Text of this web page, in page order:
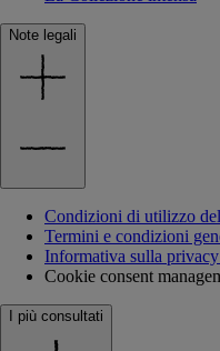
Note legali
Condizioni di utilizzo
Termini e condizioni
Informativa sulla
Cookie consent
I più consultati